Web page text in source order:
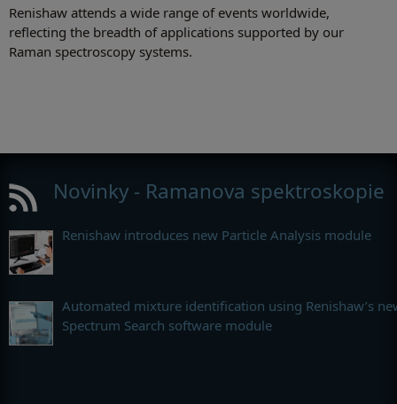
Renishaw attends a wide range of events worldwide,
reflecting the breadth of applications supported by our
Raman spectroscopy systems.
Novinky - Ramanova spektroskopie
Renishaw introduces new Particle Analysis module
Automated mixture identification using Renishaw’s
Spectrum Search software module